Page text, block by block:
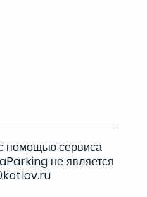
помощью сервиса
не является